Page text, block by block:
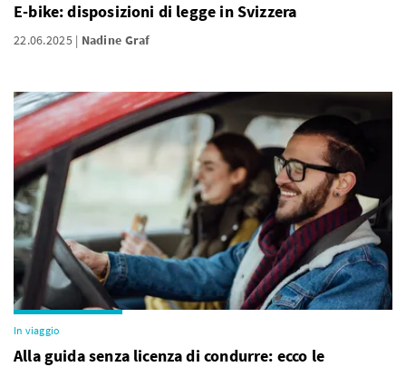
E-bike: disposizioni di legge in Svizzera
22.06.2025 Nadine Graf
In viaggio
Alla guida senza licenza di condurre: ecco le